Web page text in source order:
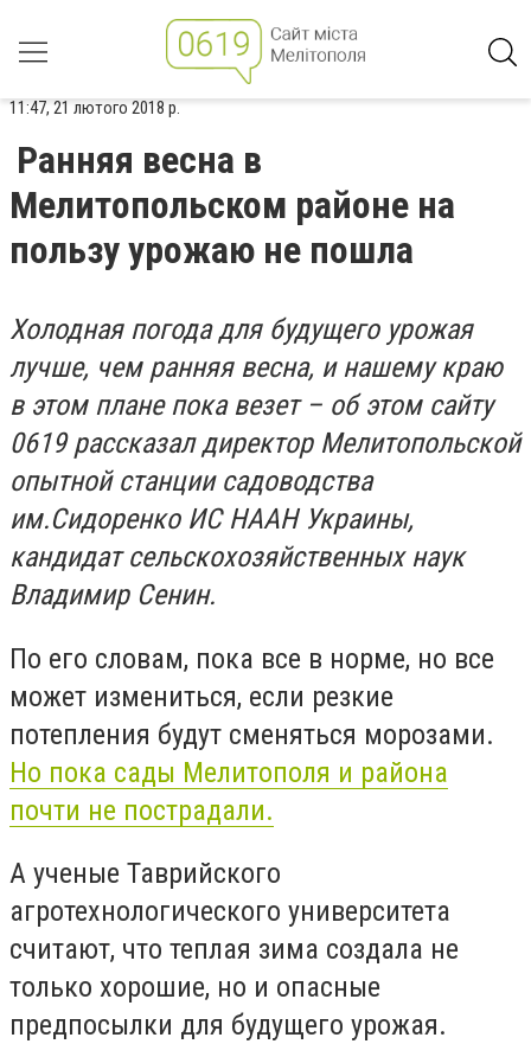
11:47, 21 лютого 2018 р.
Ранняя весна в
Мелитопольском районе на
пользу урожаю не пошла
Холодная погода для будущего урожая
лучше, чем ранняя весна, и нашему краю
в этом плане пока везет – об этом сайту
0619 рассказал директор Мелитопольской
опытной станции садоводства
им.Сидоренко ИС НААН Украины,
кандидат сельскохозяйственных наук
Владимир Сенин.
По его словам, пока все в норме, но все
может измениться, если резкие
потепления будут сменяться морозами.
Но пока сады Мелитополя и района
почти не пострадали.
А ученые Таврийского
агротехнологического университета
считают, что теплая зима создала не
только хорошие, но и опасные
предпосылки для будущего урожая.